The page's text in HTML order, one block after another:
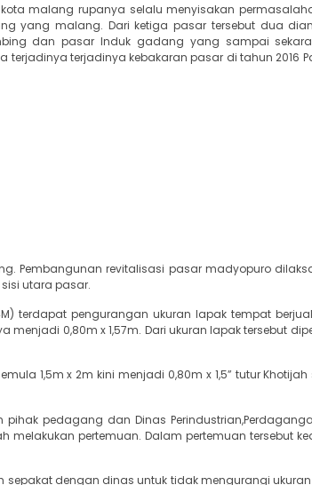
malang rupanya selalu menyisakan
yang malang. Dari ketiga pasar tersebut dua
dan pasar Induk gadang yang sampai
terjadinya kebakaran pasar di tahun 2016
Pembangunan revitalisasi pasar madyopuro
utara pasar.
terdapat pengurangan ukuran lapak tempat
0,80m x 1,57m. Dari ukuran lapak tersebut
1,5m x 2m kini menjadi 0,80m x 1,5” tutur
pedagang dan Dinas
melakukan pertemuan. Dalam pertemuan tersebut
sepakat dengan dinas untuk tidak mengurangi